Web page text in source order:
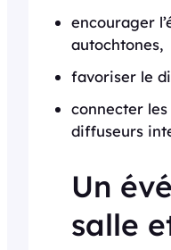
encourager
autochtones,
favoriser le
connecter
diffuseurs
Un
salle